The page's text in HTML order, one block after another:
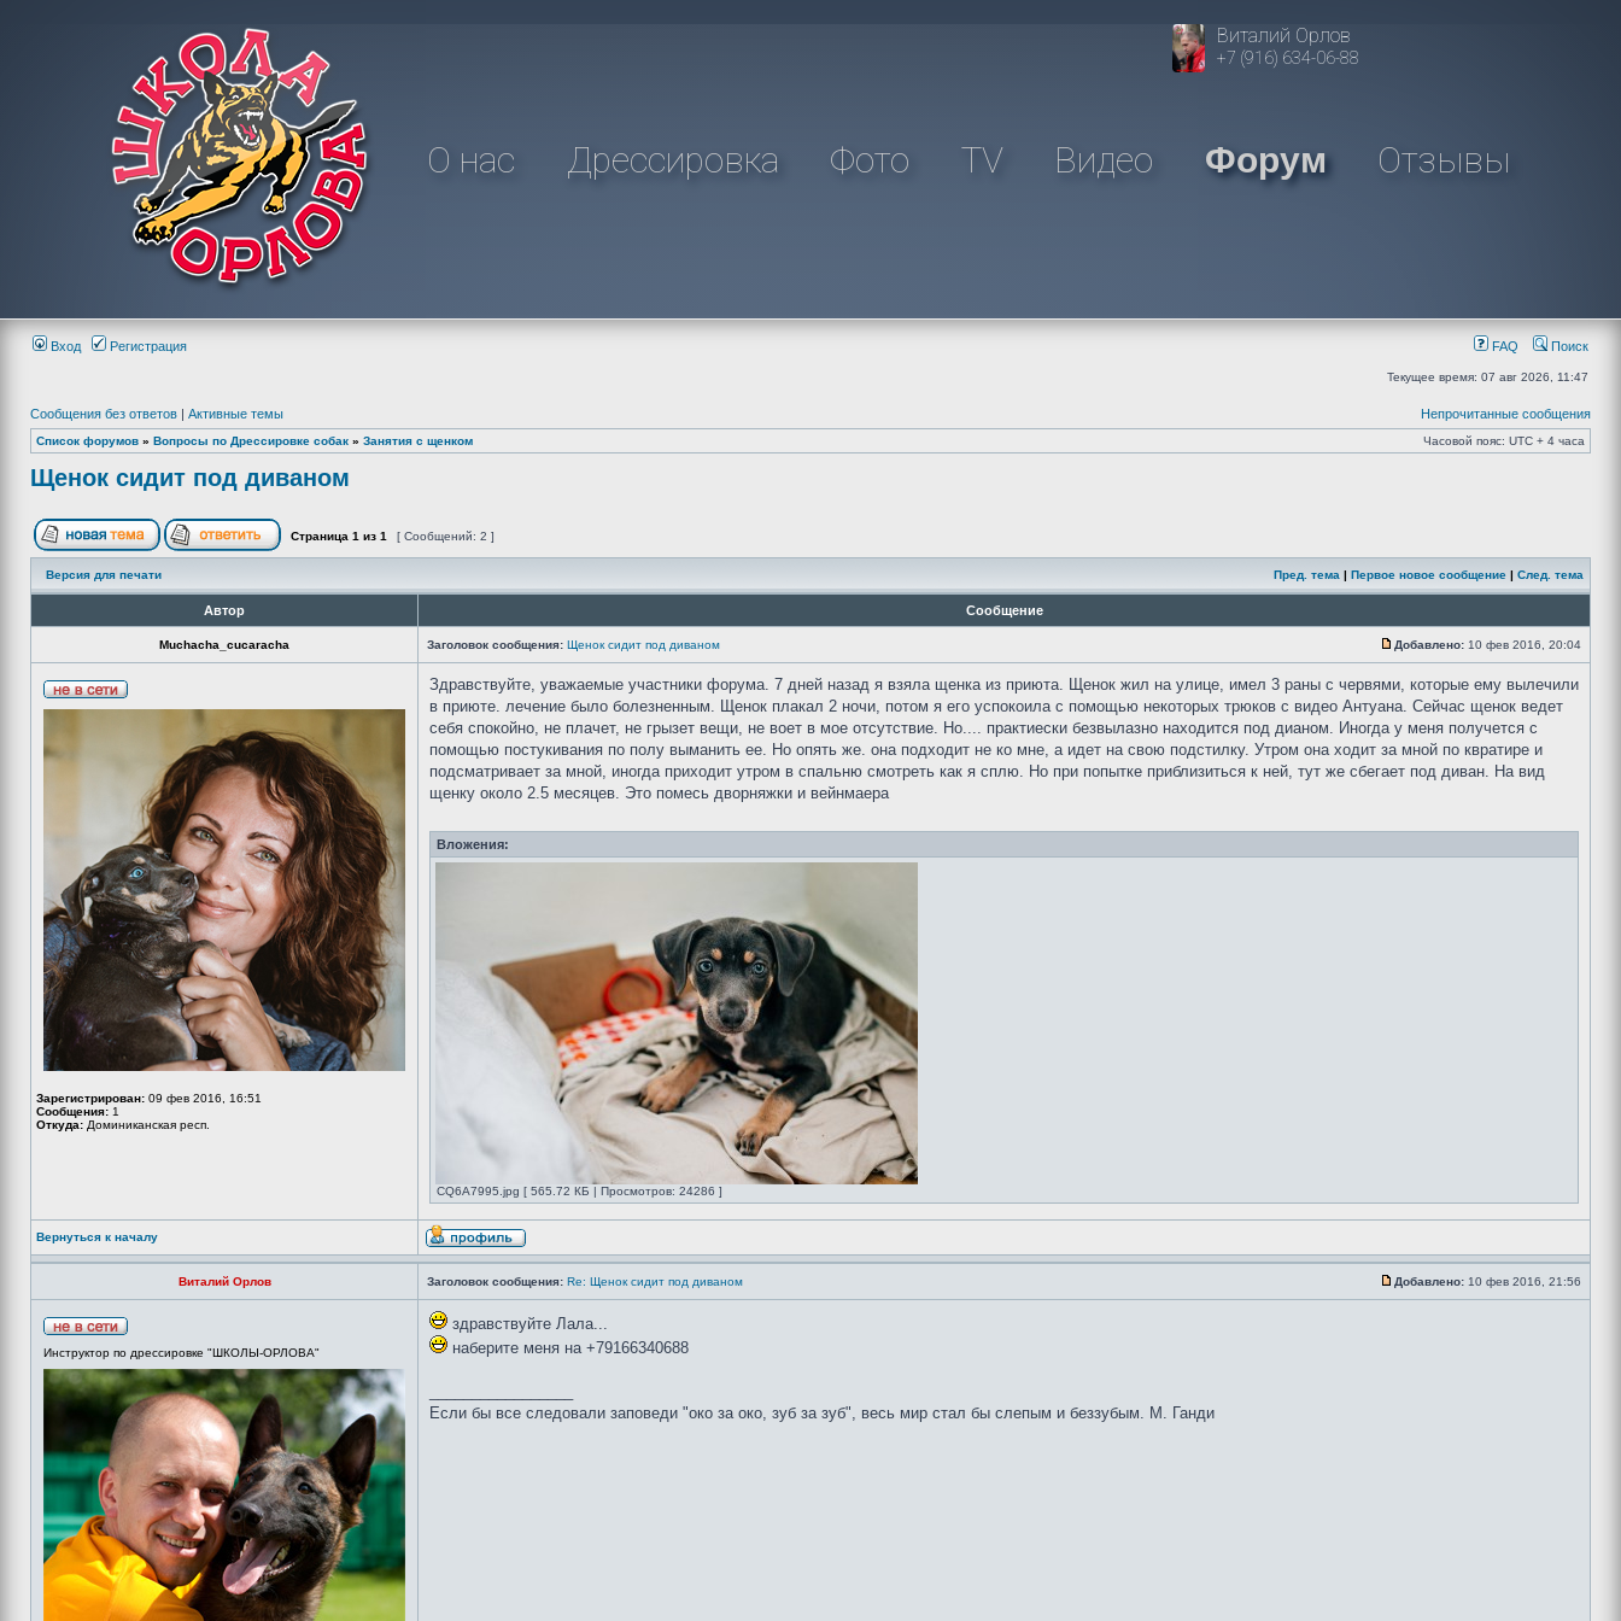
Виталий Орлов
+7 (916) 634-06-88
О нас Дрессировка Фото TV Видео Форум Отзывы
Вход Регистрация FAQ Поиск
Текущее время: 07 авг 2026, 11:47
Сообщения без ответов | Активные темы Непрочитанные сообщения
Список форумов » Вопросы по Дрессировке собак » Занятия с щенком Часовой пояс: UTC + 4 часа
Щенок сидит под диваном
Страница 1 из 1 [ Сообщений: 2 ]
Версия для печати Пред. тема | Первое новое сообщение | След. тема
Автор Сообщение
Muchacha_cucaracha Заголовок сообщения: Щенок сидит под диваном Добавлено: 10 фев 2016, 20:04
Зарегистрирован: 09 фев 2016, 16:51
Сообщения: 1
Откуда: Доминиканская респ.
Здравствуйте, уважаемые участники форума. 7 дней назад я взяла щенка из приюта. Щенок жил на улице, имел 3 раны с червями, которые ему вылечили
в приюте. лечение было болезненным. Щенок плакал 2 ночи, потом я его успокоила с помощью некоторых трюков с видео Антуана. Сейчас щенок ведет
себя спокойно, не плачет, не грызет вещи, не воет в мое отсутствие. Но.... практиески безвылазно находится под дианом. Иногда у меня получется с
помощью постукивания по полу выманить ее. Но опять же. она подходит не ко мне, а идет на свою подстилку. Утром она ходит за мной по квратире и
подсматривает за мной, иногда приходит утром в спальню смотреть как я сплю. Но при попытке приблизиться к ней, тут же сбегает под диван. На вид
щенку около 2.5 месяцев. Это помесь дворняжки и вейнмаера
Вложения:
CQ6A7995.jpg [ 565.72 КБ | Просмотров: 24286 ]
Вернуться к началу
Виталий Орлов Заголовок сообщения: Re: Щенок сидит под диваном Добавлено: 10 фев 2016, 21:56
Инструктор по дрессировке "ШКОЛЫ-ОРЛОВА"
здравствуйте Лала...
наберите меня на +79166340688
Если бы все следовали заповеди "око за око, зуб за зуб", весь мир стал бы слепым и беззубым. М. Ганди